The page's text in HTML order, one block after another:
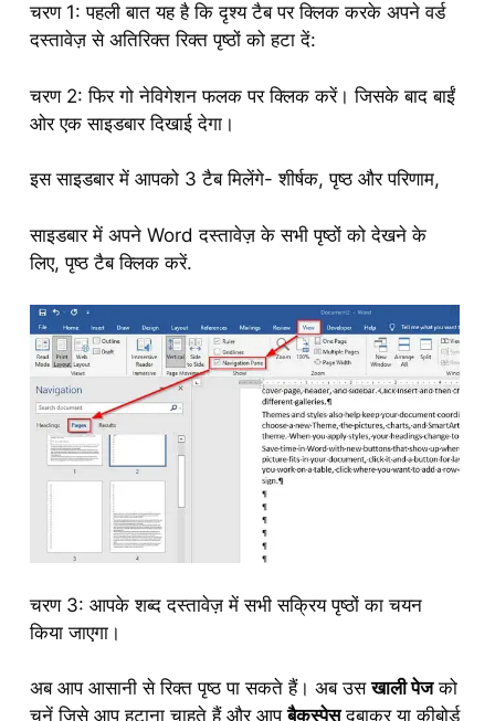
चरण 1: पहली बात यह है कि दृश्य टैब पर क्लिक करके अपने वर्ड
दस्तावेज़ से अतिरिक्त रिक्त पृष्ठों को हटा दें:
चरण 2: फिर गो नेविगेशन फलक पर क्लिक करें। जिसके बाद बाईं
ओर एक साइडबार दिखाई देगा।
इस साइडबार में आपको 3 टैब मिलेंगे- शीर्षक, पृष्ठ और परिणाम,
साइडबार में अपने Word दस्तावेज़ के सभी पृष्ठों को देखने के
लिए, पृष्ठ टैब क्लिक करें.
चरण 3: आपके शब्द दस्तावेज़ में सभी सक्रिय पृष्ठों का चयन
किया जाएगा।
अब आप आसानी से रिक्त पृष्ठ पा सकते हैं। अब उसखाली पेजको
चुनें जिसे आप हटाना चाहते हैं और आपबैकस्पेसदबाकर या कीबोर्ड